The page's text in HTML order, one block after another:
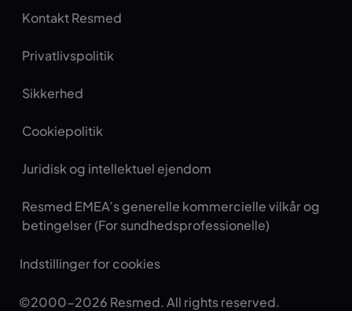
Kontakt Resmed
Privatlivspolitik
Sikkerhed
Cookiepolitik
Juridisk og intellektuel ejendom
Resmed EMEA’s generelle kommercielle vilkår og
betingelser (For sundhedsprofessionelle)
Indstillinger for cookies
©2000-2026 Resmed. All rights reserved.